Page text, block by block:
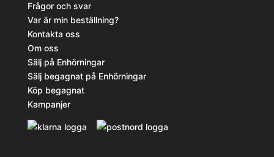
Frågor och svar
Var är min beställning?
Kontakta oss
Om oss
Sälj på Enhörningar
Sälj begagnat på Enhörningar
Köp begagnat
Kampanjer